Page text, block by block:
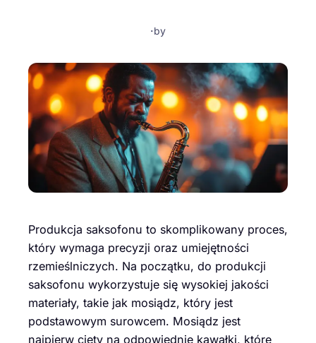
·by
Produkcja saksofonu to skomplikowany proces,
który wymaga precyzji oraz umiejętności
rzemieślniczych. Na początku, do produkcji
saksofonu wykorzystuje się wysokiej jakości
materiały, takie jak mosiądz, który jest
podstawowym surowcem. Mosiądz jest
najpierw cięty na odpowiednie kawałki, które